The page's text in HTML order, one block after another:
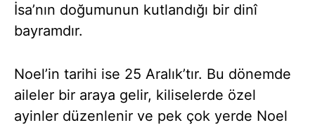
İsa’nın doğumunun kutlandığı bir dinî
bayramdır.
Noel’in tarihi ise 25 Aralık’tır. Bu dönemde
aileler bir araya gelir, kiliselerde özel
ayinler düzenlenir ve pek çok yerde Noel